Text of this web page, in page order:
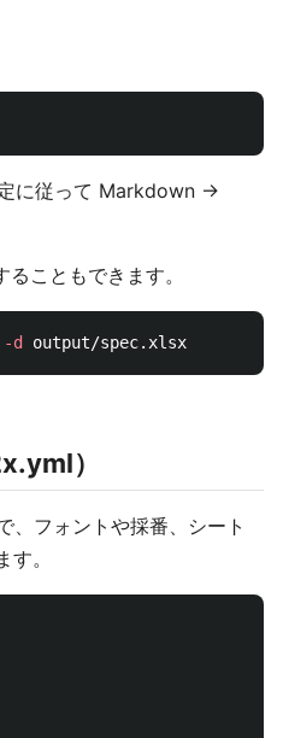
に従って Markdown →
こともできます。
-d
）
、フォントや採番、シート
。